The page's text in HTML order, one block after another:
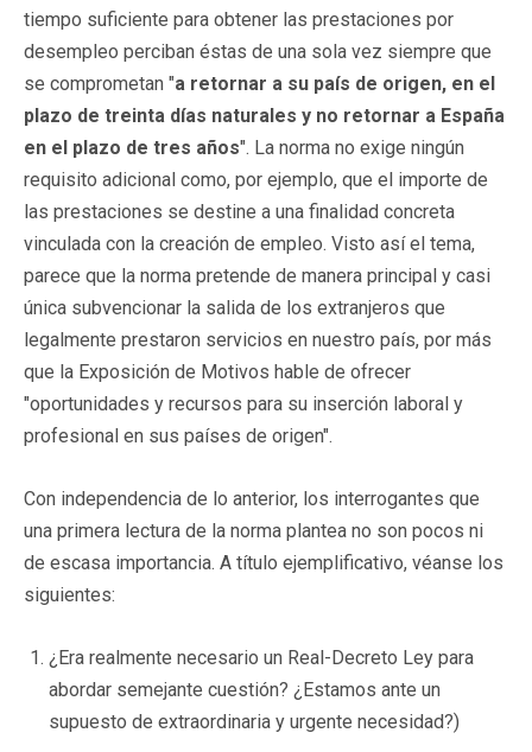
tiempo suficiente para obtener las prestaciones por
desempleo perciban éstas de una sola vez siempre que
se comprometan "a retornar a su país de origen, en el
plazo de treinta días naturales y no retornar a España
en el plazo de tres años". La norma no exige ningún
requisito adicional como, por ejemplo, que el importe de
las prestaciones se destine a una finalidad concreta
vinculada con la creación de empleo. Visto así el tema,
parece que la norma pretende de manera principal y casi
única subvencionar la salida de los extranjeros que
legalmente prestaron servicios en nuestro país, por más
que la Exposición de Motivos hable de ofrecer
"oportunidades y recursos para su inserción laboral y
profesional en sus países de origen".
Con independencia de lo anterior, los interrogantes que
una primera lectura de la norma plantea no son pocos ni
de escasa importancia. A título ejemplificativo, véanse los
siguientes:
¿Era realmente necesario un Real-Decreto Ley para
abordar semejante cuestión? ¿Estamos ante un
supuesto de extraordinaria y urgente necesidad?)